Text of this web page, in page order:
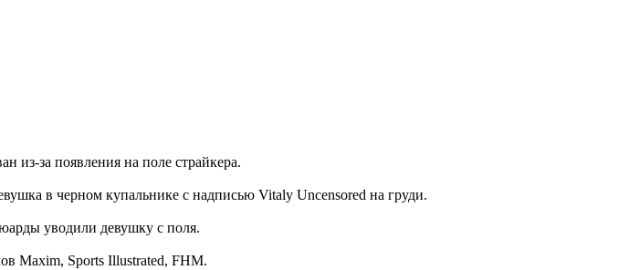
из-за появления на поле страйкера.
в черном купальнике с надписью Vitaly Uncensored на груди.
уводили девушку с поля.
Maxim, Sports Illustrated, FHM.